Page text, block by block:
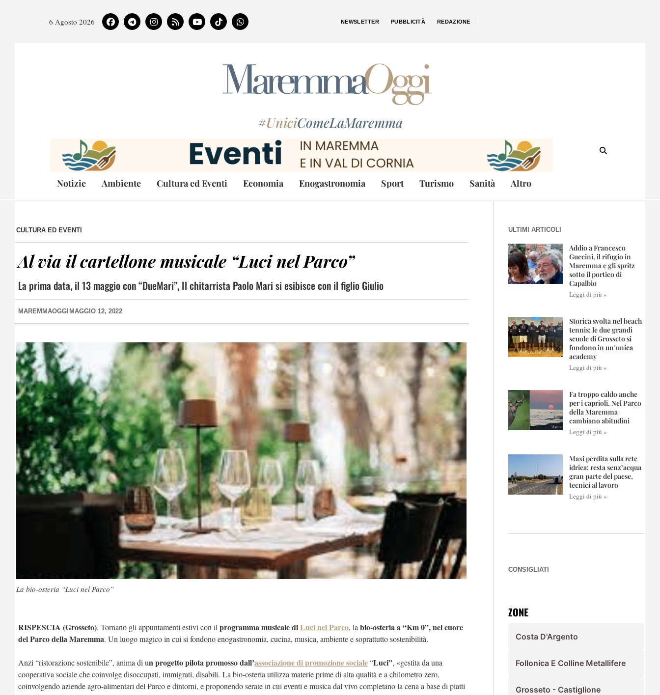
6 Agosto 2026 NEWSLETTER PUBBLICITÀ REDAZIONE
#UniciComeLaMaremma
Notizie Ambiente Cultura ed Eventi Economia Enogastronomia Sport Turismo Sanità Altro
CULTURA ED EVENTI
Al via il cartellone musicale “Luci nel Parco”
La prima data, il 13 maggio con “DueMari”, Il chitarrista Paolo Mari si esibisce con il figlio Giulio
MAREMMAOGGI MAGGIO 12, 2022
La bio-osteria “Luci nel Parco”
RISPESCIA (Grosseto). Tornano gli appuntamenti estivi con il programma musicale diLuci nel Parco, la bio-osteria a “Km 0”, nel cuore
del Parco della Maremma. Un luogo magico in cui si fondono enogastronomia, cucina, musica, ambiente e soprattutto sostenibilità.
Anzi “ristorazione sostenibile”, anima di un progetto pilota promosso dall’associazione di promozione sociale“Luci”, «gestita da una
cooperativa sociale che coinvolge disoccupati, immigrati, disabili. La bio-osteria utilizza materie prime di alta qualità e a chilometro zero,
coinvolgendo aziende agro-alimentari del Parco e dintorni, e proponendo serate in cui eventi e musica dal vivo completano la cena a base di piatti
ULTIMI ARTICOLI
Addio a Francesco
Guccini, il rifugio in
Maremma e gli spritz
sotto il portico di
Capalbio
Leggi di più »
Storica svolta nel beach
tennis: le due grandi
scuole di Grosseto si
fondono in un’unica
academy
Leggi di più »
Fa troppo caldo anche
per i caprioli. Nel Parco
della Maremma
cambiano abitudini
Leggi di più »
Maxi perdita sulla rete
idrica: resta senz’acqua
gran parte del paese,
tecnici al lavoro
Leggi di più »
CONSIGLIATI
ZONE
Costa D'Argento
Follonica E Colline Metallifere
Grosseto - Castiglione